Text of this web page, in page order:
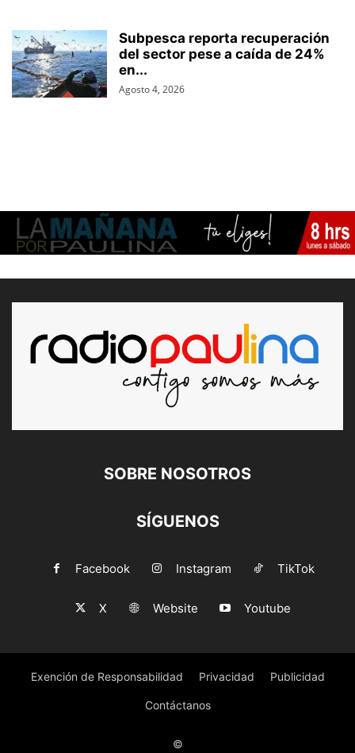
Subpesca reporta recuperación
del sector pese a caída de 24%
en...
Agosto 4, 2026
SOBRE NOSOTROS
SÍGUENOS
Facebook Instagram TikTok
X Website Youtube
Exención de Responsabilidad Privacidad Publicidad
Contáctanos
©